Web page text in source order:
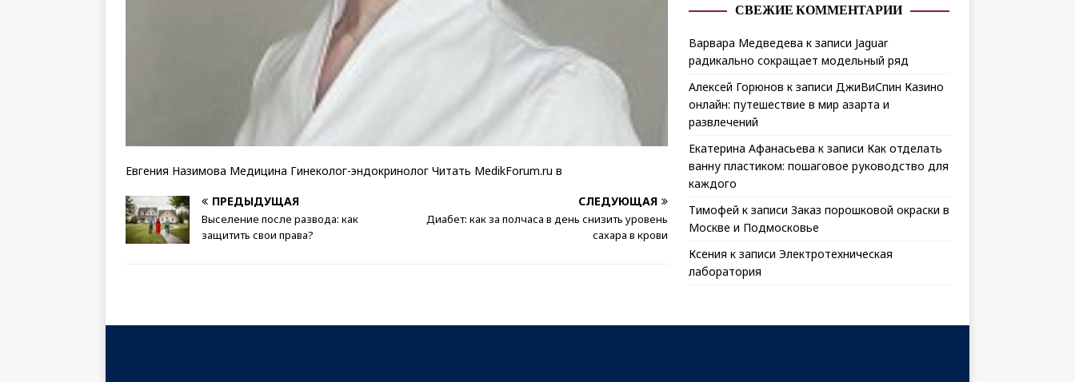
Евгения Назимова Медицина Гинеколог-эндокринолог Читать MedikForum.ru в
ПРЕДЫДУЩАЯ
Выселение после развода: как
защитить свои права?
СЛЕДУЮЩАЯ
Диабет: как за полчаса в день снизить уровень
сахара в крови
СВЕЖИЕ КОММЕНТАРИИ
Варвара Медведева к записи Jaguar
радикально сокращает модельный ряд
Алексей Горюнов к записи ДжиВиСпин Казино
онлайн: путешествие в мир азарта и
развлечений
Екатерина Афанасьева к записи Как отделать
ванну пластиком: пошаговое руководство для
каждого
Тимофей к записи Заказ порошковой окраски в
Москве и Подмосковье
Ксения к записи Электротехническая
лаборатория